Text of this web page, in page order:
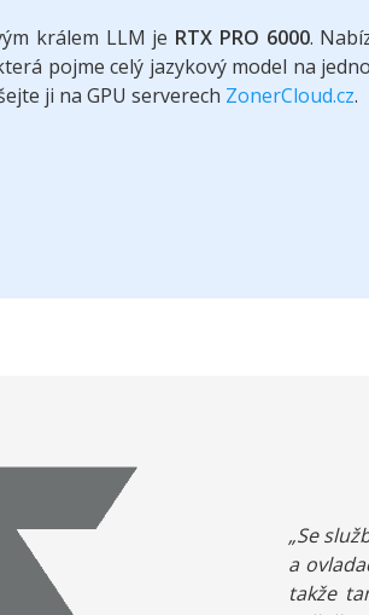
králem LLM je RTX PRO 6000.
pojme celý jazykový model na
ji na GPU serverech ZonerCloud.cz.
„Se
a
takže